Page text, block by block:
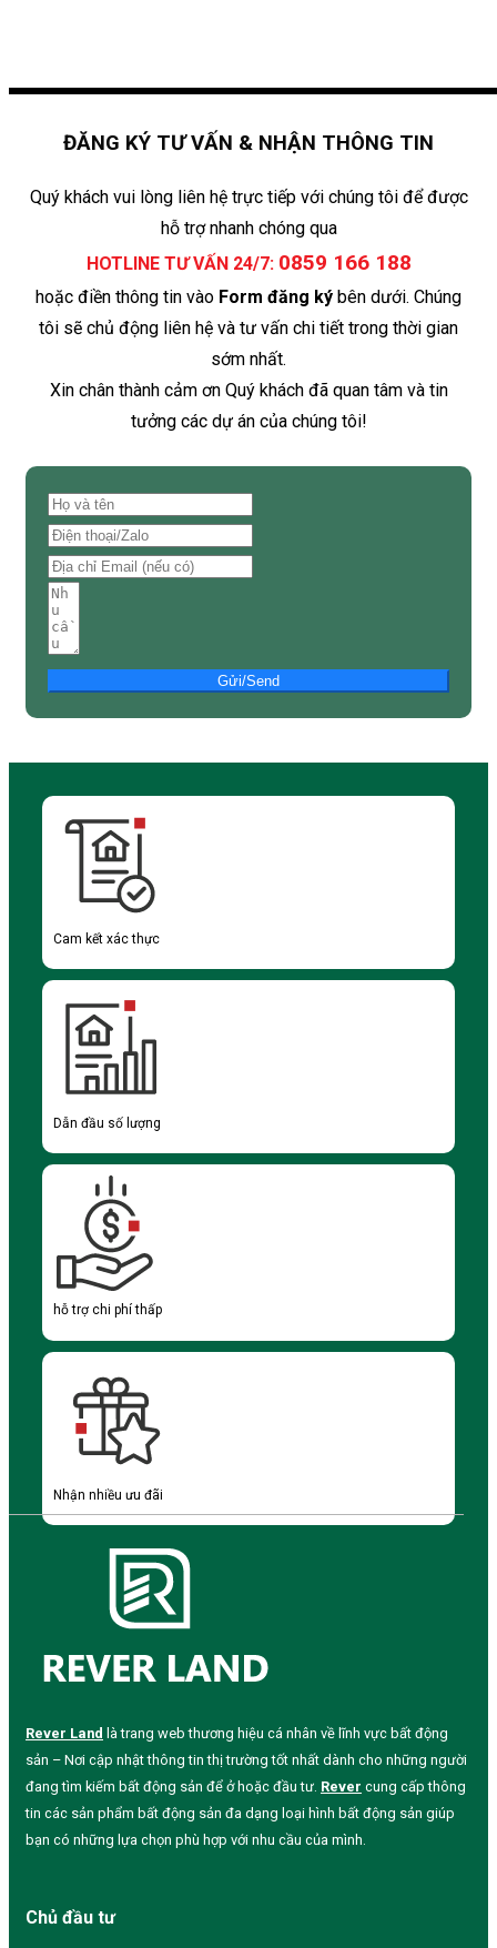
ĐĂNG KÝ TƯ VẤN & NHẬN THÔNG TIN
Quý khách vui lòng liên hệ trực tiếp với chúng tôi để được
hỗ trợ nhanh chóng qua
HOTLINE TƯ VẤN 24/7: 0859 166 188
hoặc điền thông tin vào Form đăng ký bên dưới. Chúng
tôi sẽ chủ động liên hệ và tư vấn chi tiết trong thời gian
sớm nhất.
Xin chân thành cảm ơn Quý khách đã quan tâm và tin
tưởng các dự án của chúng tôi!
Gửi/Send
Cam kết xác thực
Dẫn đầu số lượng
hỗ trợ chi phí thấp
Nhận nhiều ưu đãi
Rever Land là trang web thương hiệu cá nhân về lĩnh vực bất động
sản – Nơi cập nhật thông tin thị trường tốt nhất dành cho những người
đang tìm kiếm bất động sản để ở hoặc đầu tư. Rever cung cấp thông
tin các sản phẩm bất động sản đa dạng loại hình bất động sản giúp
bạn có những lựa chọn phù hợp với nhu cầu của mình.
Chủ đầu tư